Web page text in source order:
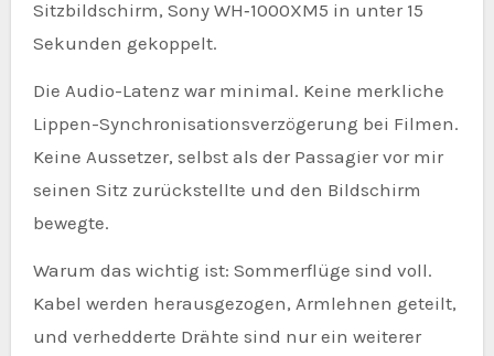
Sitzbildschirm, Sony WH‑1000XM5 in unter 15
Sekunden gekoppelt.
Die Audio-Latenz war minimal. Keine merkliche
Lippen-Synchronisationsverzögerung bei Filmen.
Keine Aussetzer, selbst als der Passagier vor mir
seinen Sitz zurückstellte und den Bildschirm
bewegte.
Warum das wichtig ist: Sommerflüge sind voll.
Kabel werden herausgezogen, Armlehnen geteilt,
und verhedderte Drähte sind nur ein weiterer